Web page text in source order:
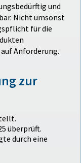
und
Nicht umsonst
für die
Anforderung.
zur
überprüft.
durch eine